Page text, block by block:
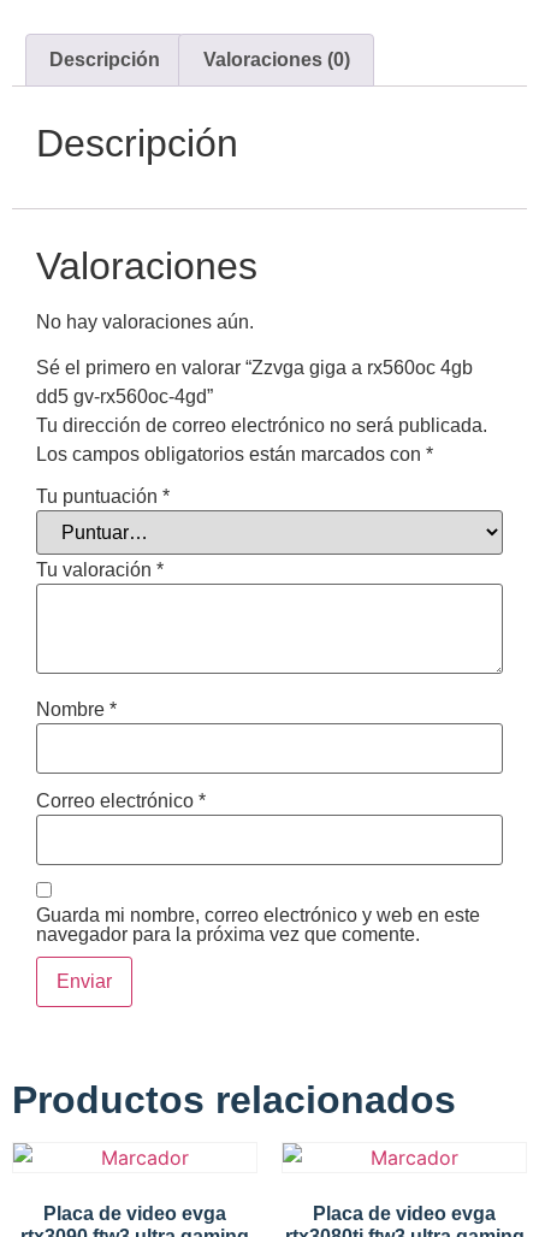
Descripción Valoraciones (0)
Descripción
Valoraciones
No hay valoraciones aún.
Sé el primero en valorar “Zzvga giga a rx560oc 4gb
dd5 gv-rx560oc-4gd”
Tu dirección de correo electrónico no será publicada.
Los campos obligatorios están marcados con *
Tu puntuación *
Tu valoración *
Nombre *
Correo electrónico *
Guarda mi nombre, correo electrónico y web en este
navegador para la próxima vez que comente.
Productos relacionados
Placa de video evga
Placa de video evga